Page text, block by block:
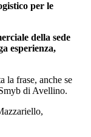
per le
della sede
esperienza,
la frase, anche se
di Avellino.